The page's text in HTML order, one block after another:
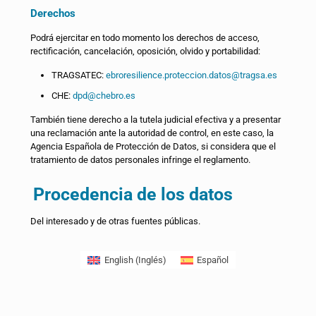
Derechos
Podrá ejercitar en todo momento los derechos de acceso,
rectificación, cancelación, oposición, olvido y portabilidad:
TRAGSATEC: ebroresilience.proteccion.datos@tragsa.es
CHE: dpd@chebro.es
También tiene derecho a la tutela judicial efectiva y a presentar
una reclamación ante la autoridad de control, en este caso, la
Agencia Española de Protección de Datos, si considera que el
tratamiento de datos personales infringe el reglamento.
Procedencia de los datos
Del interesado y de otras fuentes públicas.
English(Inglés) Español